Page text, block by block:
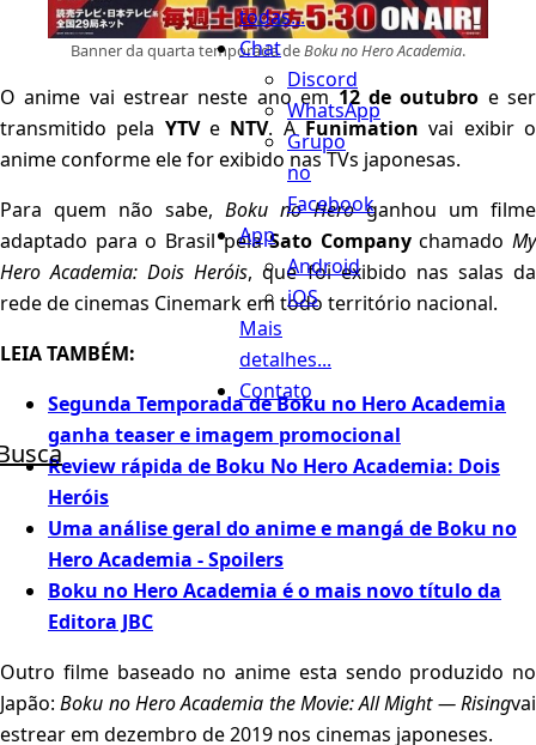
todas...
Chat
Discord
WhatsApp
Grupo
no
Facebook
App
Android
iOS
Mais
detalhes...
Contato
Banner da quarta temporada deBoku no Hero Academia.
O anime vai estrear neste ano em12 de outubro e ser
transmitido pela YTVe NTV. AFunimation vai exibir o
anime conforme ele for exibido nas TVs japonesas.
Para quem não sabe, Boku no Heroganhou um filme
adaptado para o Brasil pelaSato Companychamado My
Hero Academia: Dois Heróis, que foi exibido nas salas da
rede de cinemas Cinemark em todo território nacional.
LEIA TAMBÉM:
Segunda Temporada de Boku no Hero Academia
ganha teaser e imagem promocional
Review rápida de Boku No Hero Academia: Dois
Heróis
Uma análise geral do anime e mangá de Boku no
Hero Academia - Spoilers
Boku no Hero Academia é o mais novo título da
Editora JBC
Outro filme baseado no anime esta sendo produzido no
Japão:Boku no Hero Academia the Movie: All Might — Risingvai
estrear em dezembro de 2019 nos cinemas japoneses.